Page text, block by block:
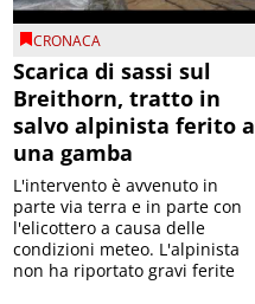
CRONACA
Scarica di sassi sul
Breithorn, tratto in
salvo alpinista ferito a
una gamba
L'intervento è avvenuto in
parte via terra e in parte con
l'elicottero a causa delle
condizioni meteo. L'alpinista
non ha riportato gravi ferite